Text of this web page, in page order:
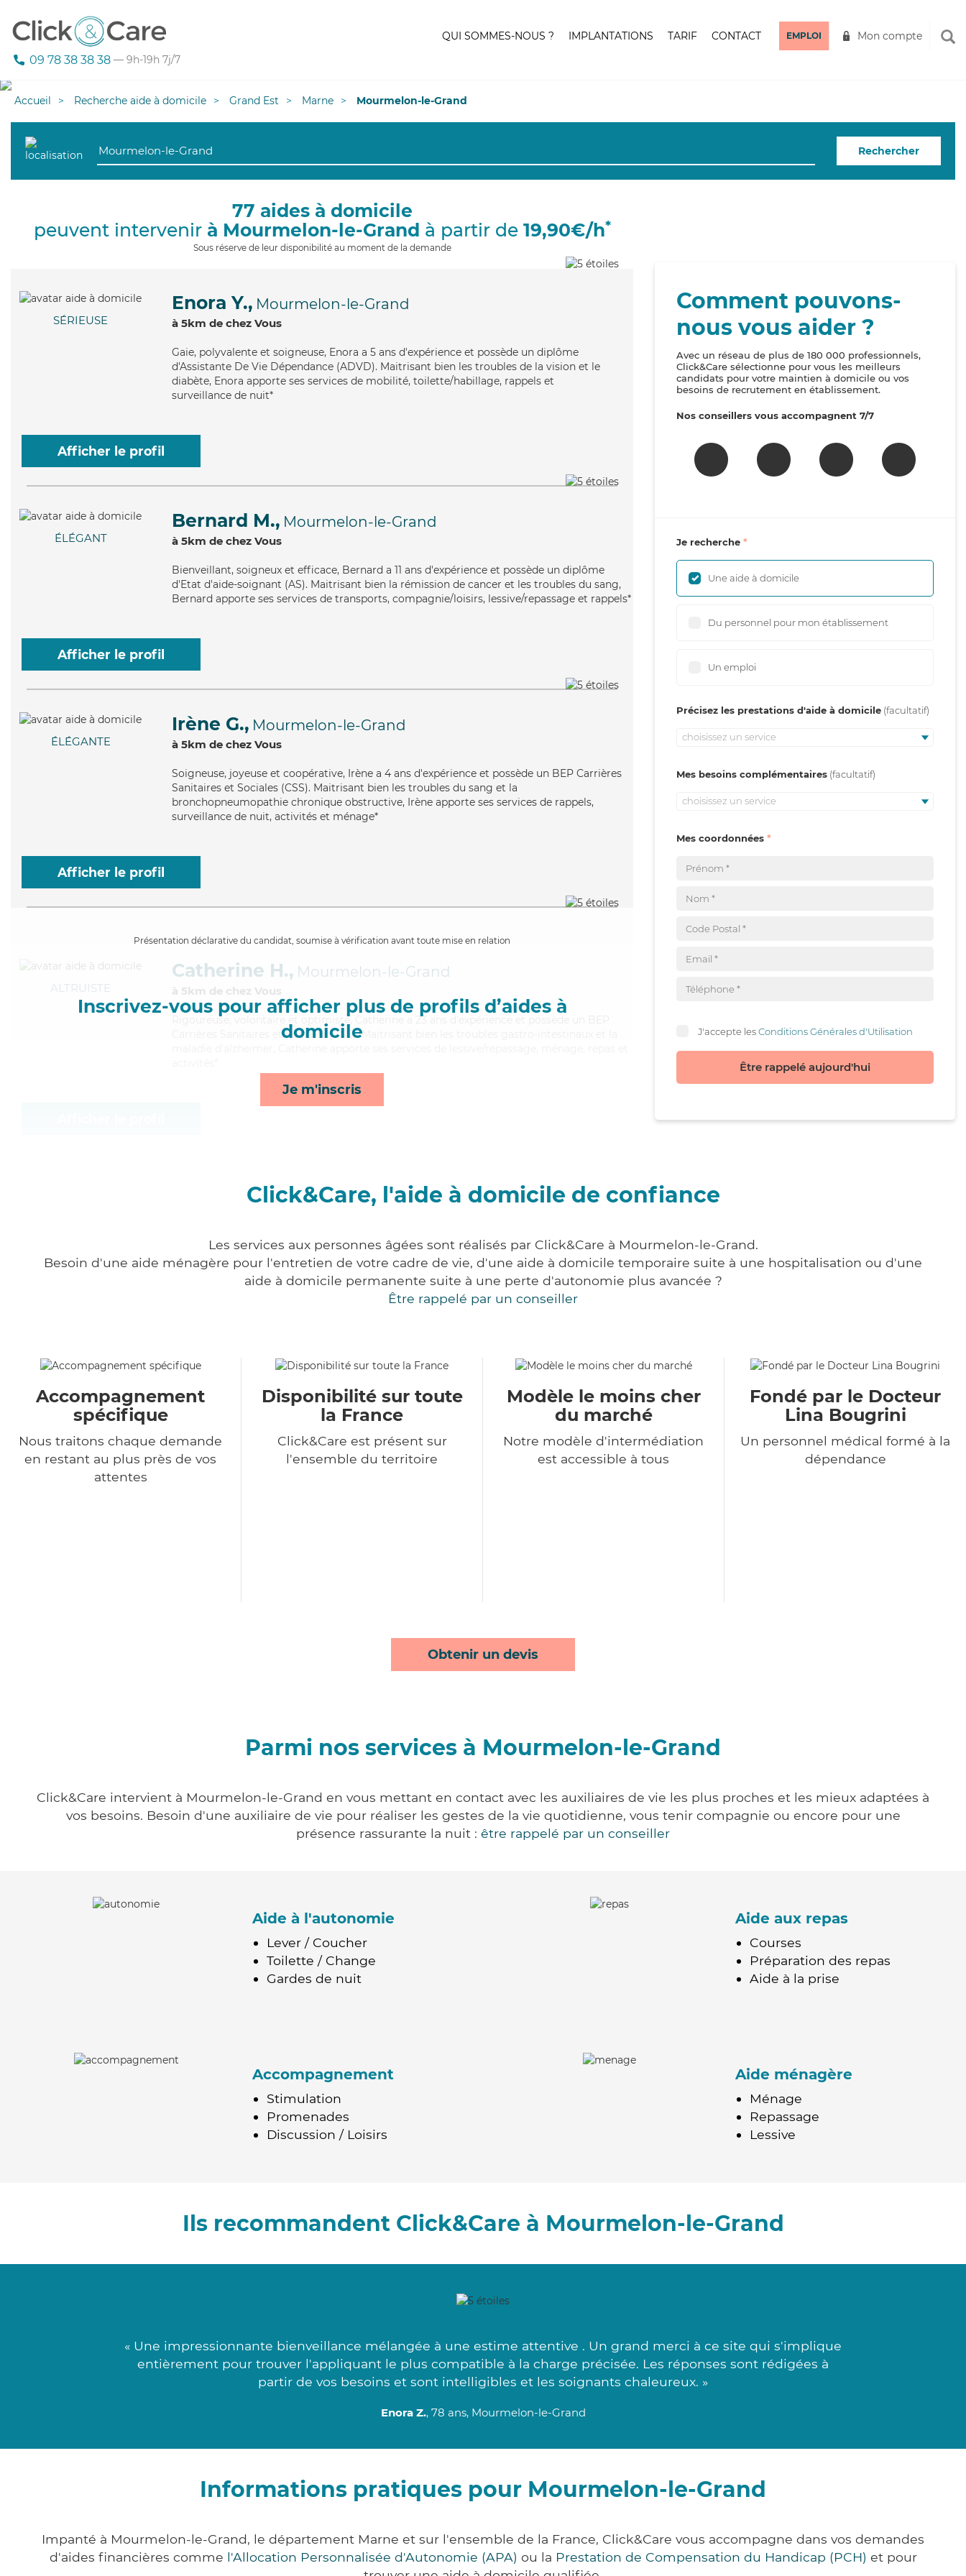
09 78 38 38 38 — 9h-19h 7j/7
QUI SOMMES-NOUS ? IMPLANTATIONS TARIF CONTACT EMPLOI Mon compte
Accueil Recherche aide à domicile Grand Est Marne Mourmelon-le-Grand
Rechercher
77 aides à domicile
peuvent intervenir à Mourmelon-le-Grand à partir de 19,90€/h*
Sous réserve de leur disponibilité au moment de la demande
SÉRIEUSE
Enora Y., Mourmelon-le-Grand
à 5km de chez Vous
Gaie, polyvalente et soigneuse, Enora a 5 ans d'expérience et possède un diplôme
d'Assistante De Vie Dépendance (ADVD). Maitrisant bien les troubles de la vision et le
diabète, Enora apporte ses services de mobilité, toilette/habillage, rappels et
surveillance de nuit*
Afficher le profil
ÉLÉGANT
Bernard M., Mourmelon-le-Grand
à 5km de chez Vous
Bienveillant, soigneux et efficace, Bernard a 11 ans d'expérience et possède un diplôme
d'Etat d'aide-soignant (AS). Maitrisant bien la rémission de cancer et les troubles du sang,
Bernard apporte ses services de transports, compagnie/loisirs, lessive/repassage et rappels*
Afficher le profil
ÉLÉGANTE
Irène G., Mourmelon-le-Grand
à 5km de chez Vous
Soigneuse, joyeuse et coopérative, Irène a 4 ans d'expérience et possède un BEP Carrières
Sanitaires et Sociales (CSS). Maitrisant bien les troubles du sang et la
bronchopneumopathie chronique obstructive, Irène apporte ses services de rappels,
surveillance de nuit, activités et ménage*
Afficher le profil
Présentation déclarative du candidat, soumise à vérification avant toute mise en relation
Inscrivez-vous pour afficher plus de profils d’aides à
domicile
Je m'inscris
ALTRUISTE
Catherine H., Mourmelon-le-Grand
à 5km de chez Vous
Rigoureuse
, volontaire et optimiste, Catherine a 23 ans d'expérience et possède un BEP
Carrières Sanitaires et Sociales (CSS). Maitrisant bien les troubles gastro-intestinaux et la
Comment pouvons-
nous vous aider ?
Avec un réseau de plus de 180 000 professionnels,
Click&Care sélectionne pour vous les meilleurs
candidats pour votre maintien à domicile ou vos
besoins de recrutement en établissement.
Nos conseillers vous accompagnent 7/7
Je recherche
Une aide à domicile
Du personnel pour mon établissement
Un emploi
Précisez les prestations d'aide à domicile
choisissez un service
Mes besoins complémentaires
choisissez un service
Mes coordonnées
J'accepte lesConditions Générales d'Utilisation
Être rappelé aujourd'hui
Click&Care, l'aide à domicile de confiance
Les services aux personnes âgées sont réalisés par Click&Care à Mourmelon-le-Grand.
Besoin d'une aide ménagère pour l'entretien de votre cadre de vie, d'une aide à domicile temporaire suite à une hospitalisation ou d'une
aide à domicile permanente suite à une perte d'autonomie plus avancée ?
Être rappelé par un conseiller
Accompagnement
spécifique
Nous traitons chaque demande
en restant au plus près de vos
attentes
Disponibilité sur toute
la France
Click&Care est présent sur
l'ensemble du territoire
Modèle le moins cher
du marché
Notre modèle d'intermédiation
est accessible à tous
Fondé par le Docteur
Lina Bougrini
Un personnel médical formé à la
dépendance
Obtenir un devis
Parmi nos services à Mourmelon-le-Grand
Click&Care intervient à Mourmelon-le-Grand en vous mettant en contact avec les auxiliaires de vie les plus proches et les mieux adaptées à
vos besoins. Besoin d'une auxiliaire de vie pour réaliser les gestes de la vie quotidienne, vous tenir compagnie ou encore pour une
présence rassurante la nuit : être rappelé par un conseiller
Aide à l'autonomie
Lever / Coucher
Toilette / Change
Gardes de nuit
Aide aux repas
Courses
Préparation des repas
Aide à la prise
Accompagnement
Stimulation
Promenades
Discussion / Loisirs
Aide ménagère
Ménage
Repassage
Lessive
Ils recommandent Click&Care à Mourmelon-le-Grand
« Une impressionnante bienveillance mélangée à une estime attentive . Un grand merci à ce site qui s'implique
entièrement pour trouver l'appliquant le plus compatible à la charge précisée. Les réponses sont rédigées à
partir de vos besoins et sont intelligibles et les soignants chaleureux. »
Enora Z., 78 ans, Mourmelon-le-Grand
Informations pratiques pour Mourmelon-le-Grand
Impanté à Mourmelon-le-Grand, le département Marne et sur l'ensemble de la France, Click&Care vous accompagne dans vos demandes
d'aides financières comme l'Allocation Personnalisée d'Autonomie (APA) ou la Prestation de Compensation du Handicap (PCH) et pour